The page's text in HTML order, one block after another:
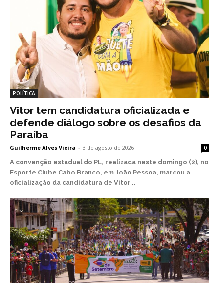
POLÍTICA
Vitor tem candidatura oficializada e
defende diálogo sobre os desafios da
Paraíba
Guilherme Alves Vieira - 3 de agosto de 2026 0
A convenção estadual do PL, realizada neste domingo (2), no
Esporte Clube Cabo Branco, em João Pessoa, marcou a
oficialização da candidatura de Vitor...